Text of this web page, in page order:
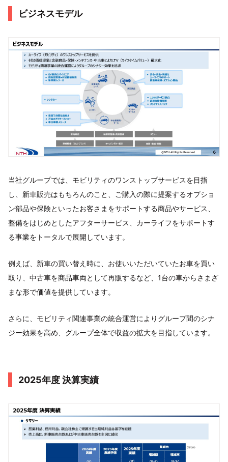
ビジネスモデル
当社グループでは、モビリティのワンストップサービスを目指
し、新車販売はもちろんのこと、ご購入の際に提案するオプショ
ン部品や保険といったお客さまをサポートする商品やサービス、
整備をはじめとしたアフターサービス、カーライフをサポートす
る事業をトータルで展開しています。
例えば、新車の買い替え時に、お使いいただいていたお車を買い
取り、中古車を商品車両として再販するなど、1台の車からさまざ
まな形で価値を提供しています。
さらに、モビリティ関連事業の統合運営によりグループ間のシナ
ジー効果を高め、グループ全体で収益の拡大を目指しています。
2025年度 決算実績